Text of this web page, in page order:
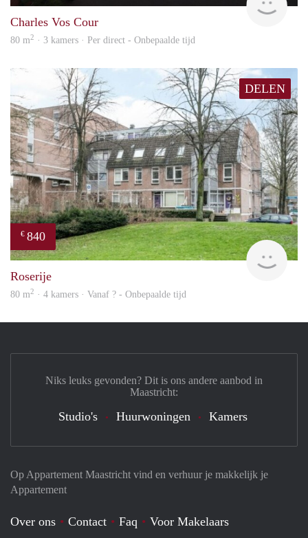
Charles Vos Cour
80 m2 · 3 kamers · Per direct - Onbepaalde tijd
DELEN
€ 840
rent
Roserije
80 m2 · 4 kamers · Vanaf ? - Onbepaalde tijd
Op Appartement Maastricht vind en verhuur je makkelijk je
Appartement
Over ons Contact Faq Voor Makelaars
Niks leuks gevonden? Dit is ons andere aanbod in
Maastricht:
Studio's Huurwoningen Kamers